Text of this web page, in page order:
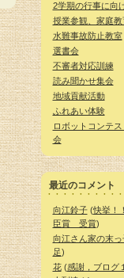
2学期の行事に向
授業参観、家庭教
水難事故防止教室
選書会
不審者対応訓練
読み聞かせ集会
地域貢献活動
ふれあい体験
ロボットコンテ
会
最近のコメント
向江鈴子(快挙！
臣賞 受賞)
向江さん家の末っ
足)
花(感謝，ブログ